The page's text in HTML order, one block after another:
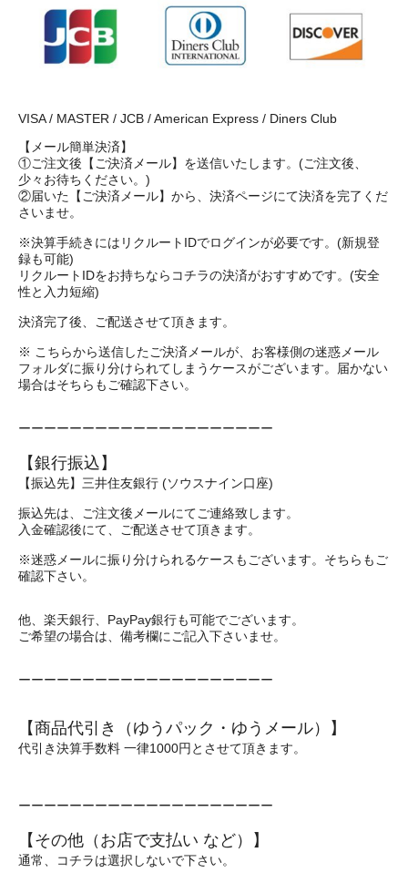
VISA / MASTER / JCB / American Express / Diners Club
【メール簡単決済】
①ご注文後【ご決済メール】を送信いたします。(ご注文後、
少々お待ちください。)
②届いた【ご決済メール】から、決済ページにて決済を完了くだ
さいませ。
※決算手続きにはリクルートIDでログインが必要です。(新規登
録も可能)
リクルートIDをお持ちならコチラの決済がおすすめです。(安全
性と入力短縮)
決済完了後、ご配送させて頂きます。
※ こちらから送信したご決済メールが、お客様側の迷惑メール
フォルダに振り分けられてしまうケースがございます。届かない
場合はそちらもご確認下さい。
ーーーーーーーーーーーーーーーーーーーー
【銀行振込】
【振込先】三井住友銀行 (ソウスナイン口座)
振込先は、ご注文後メールにてご連絡致します。
入金確認後にて、ご配送させて頂きます。
※迷惑メールに振り分けられるケースもございます。そちらもご
確認下さい。
他、楽天銀行、PayPay銀行も可能でございます。
ご希望の場合は、備考欄にご記入下さいませ。
ーーーーーーーーーーーーーーーーーーーー
【商品代引き（ゆうパック・ゆうメール）】
代引き決算手数料 一律1000円とさせて頂きます。
ーーーーーーーーーーーーーーーーーーーー
【その他（お店で支払い など）】
通常、コチラは選択しないで下さい。